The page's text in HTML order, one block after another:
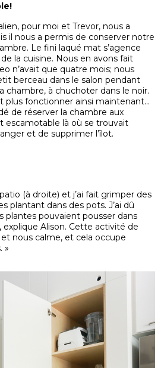
pour moi et Trevor, nous a
il nous a permis de conserver notre
Le fini laqué mat s’agence
la cuisine. Nous en avons fait
n’avait que quatre mois; nous
berceau dans le salon pendant
chambre, à chuchoter dans le noir.
plus fonctionner ainsi maintenant…
de réserver la chambre aux
escamotable là où se trouvait
et de supprimer l’îlot.
(à droite) et j’ai fait grimper des
plantant dans des pots. J’ai dû
plantes pouvaient pousser dans
explique Alison. Cette activité de
nous calme, et cela occupe
»